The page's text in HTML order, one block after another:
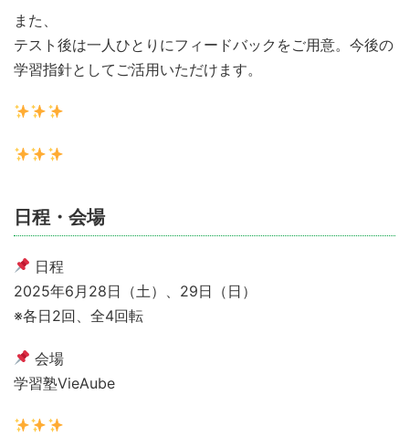
また、
テスト後は一人ひとりにフィードバックをご用意。今後の
学習指針としてご活用いただけます。
日程・会場
日程
2025年6月28日（土）、29日（日）
※各日2回、全4回転
会場
学習塾VieAube